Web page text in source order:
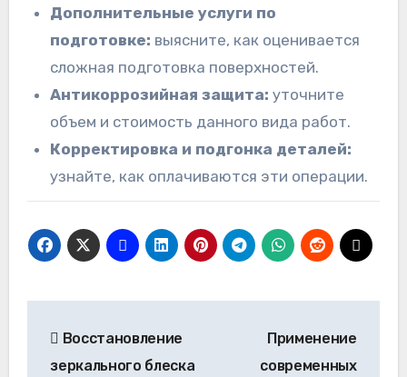
Дополнительные услуги по
подготовке: выясните, как оценивается
сложная подготовка поверхностей.
Антикоррозийная защита: уточните
объем и стоимость данного вида работ.
Корректировка и подгонка деталей:
узнайте, как оплачиваются эти операции.
по
Восстановление
зеркального блеска
Применение
современных